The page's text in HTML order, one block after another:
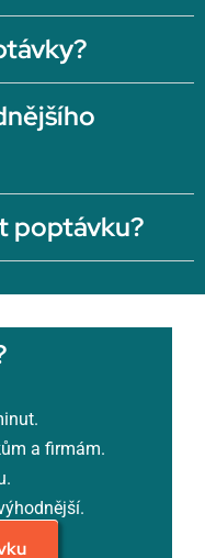
poptávku?
a firmám.